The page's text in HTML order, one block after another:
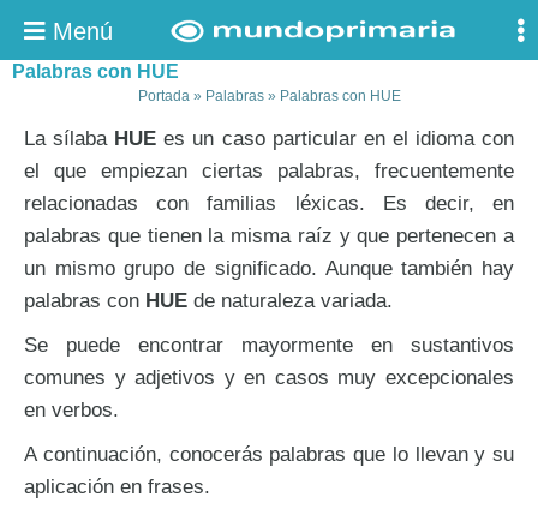
Menú
Palabras con HUE
Portada» Palabras» Palabras con HUE
La sílaba HUE es un caso particular en el idioma con
el que empiezan ciertas palabras, frecuentemente
relacionadas con familias léxicas. Es decir, en
palabras que tienen la misma raíz y que pertenecen a
un mismo grupo de significado. Aunque también hay
palabras con HUE de naturaleza variada.
Se puede encontrar mayormente en sustantivos
comunes y adjetivos y en casos muy excepcionales
en verbos.
A continuación, conocerás palabras que lo llevan y su
aplicación en frases.